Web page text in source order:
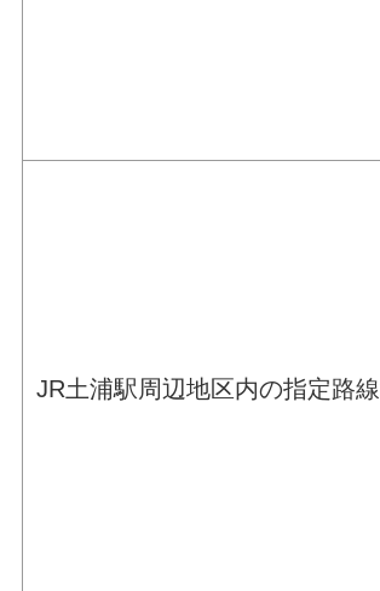
JR土浦駅周辺地区内の指定路